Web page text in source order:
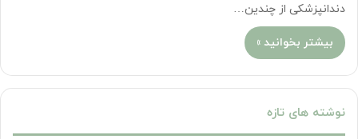
دندانپزشکی از چندین…
بیشتر بخوانید »
نوشته های تازه